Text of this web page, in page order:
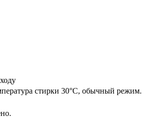
стирки 30°C, обычный режим.